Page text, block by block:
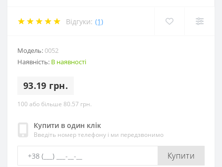
Відгуки: (1)
Модель:0052
Наявність: В наявності
93.19 грн.
100 або більше 80.57 грн.
Купити в один клік
Введіть номер телефону і ми передзвонимо
Купити